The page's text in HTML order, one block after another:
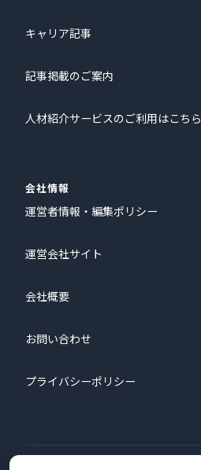
キャリア記事
記事掲載のご案内
人材紹介サービスのご利用はこちら
会社情報
運営者情報・編集ポリシー
運営会社サイト
会社概要
お問い合わせ
プライバシーポリシー